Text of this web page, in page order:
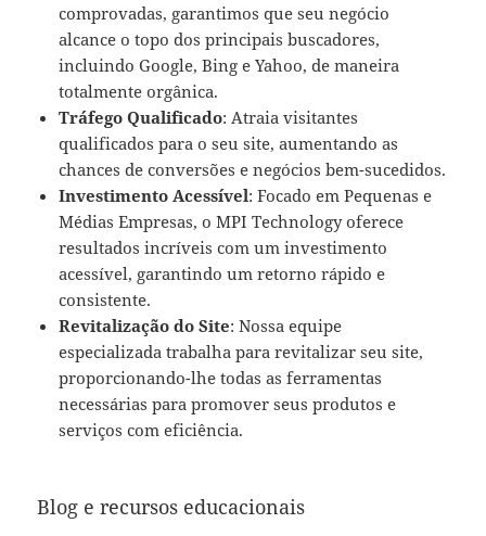
comprovadas, garantimos que seu negócio
alcance o topo dos principais buscadores,
incluindo Google, Bing e Yahoo, de maneira
totalmente orgânica.
Tráfego Qualificado: Atraia visitantes
qualificados para o seu site, aumentando as
chances de conversões e negócios bem-sucedidos.
Investimento Acessível: Focado em Pequenas e
Médias Empresas, o MPI Technology oferece
resultados incríveis com um investimento
acessível, garantindo um retorno rápido e
consistente.
Revitalização do Site: Nossa equipe
especializada trabalha para revitalizar seu site,
proporcionando-lhe todas as ferramentas
necessárias para promover seus produtos e
serviços com eficiência.
Blog e recursos educacionais